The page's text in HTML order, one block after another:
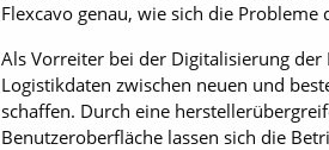
Flexcavo genau, wie sich die
Als Vorreiter bei der Digitalisierung
Logistikdaten zwischen neuen und
schaffen. Durch eine
Benutzeroberfläche lassen sich die